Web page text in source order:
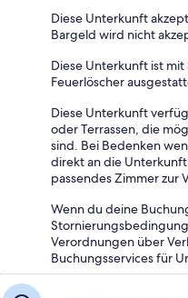
Diese Unterkunft
Bargeld wird nicht
Diese Unterkunft ist
Feuerlöscher
Diese Unterkunft
oder Terrassen, die
sind. Bei Bedenken
direkt an die
passendes Zimmer zur
Wenn du deine
Verordnungen über
Buchungsservices für